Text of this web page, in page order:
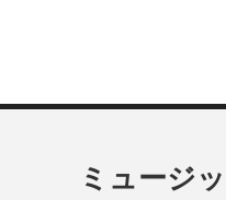
ミュージ